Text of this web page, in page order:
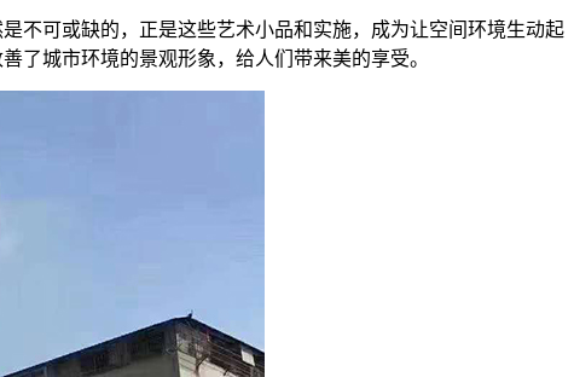
不可或缺的，正是这些艺术小品和实施，成为让空间环境生动起
了城市环境的景观形象，给人们带来美的享受。